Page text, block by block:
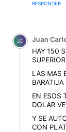
RESPONDER
Comentario de
JC Juan
HAY 150
LAS MAS
BARATIJA
EN ESOS
DOLAR
Y SE
CON